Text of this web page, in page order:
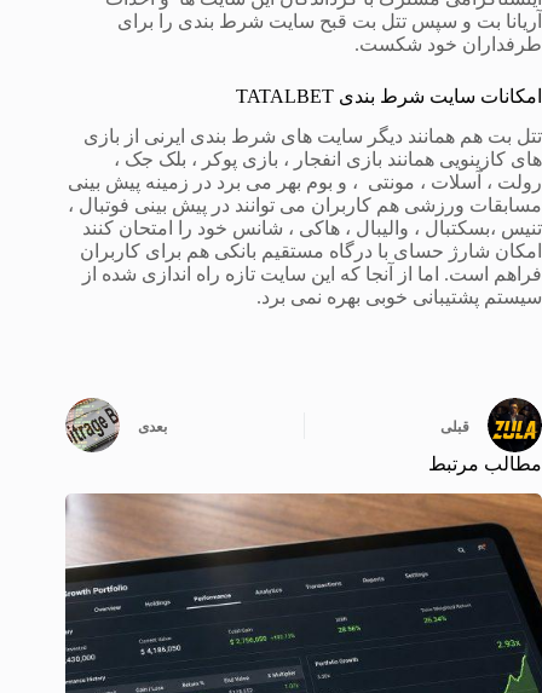
آریانا بت و سپس تتل بت قبح سایت شرط بندی را برای
طرفداران خود شکست.
امکانات سایت شرط بندی TATALBET
تتل بت هم همانند دیگر سایت های شرط بندی ایرنی از بازی
های کازینویی همانند بازی انفجار ، بازی پوکر ، بلک جک ،
رولت ، آسلات ، مونتی ، و بوم بهر می برد در زمینه پیش بینی
مسابقات ورزشی هم کاربران می توانند در پیش بینی فوتبال ،
تنیس ،بسکتبال ، والیبال ، هاکی ، شانس خود را امتحان کنند
امکان شارژ حسای با درگاه مستقیم بانکی هم برای کاربران
فراهم است. اما از آنجا که این سایت تازه راه اندازی شده از
سیستم پشتیبانی خوبی بهره نمی برد.
قبلی بعدی
مطالب مرتبط